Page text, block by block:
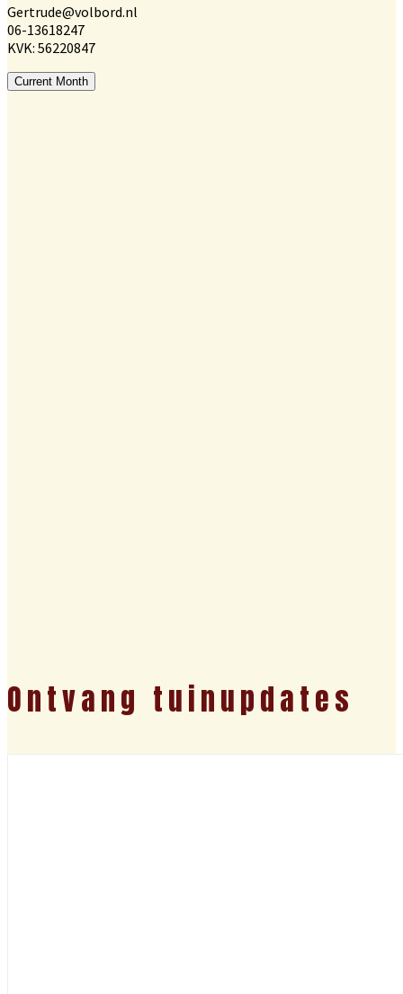
Gertrude@volbord.nl
06-13618247
KVK: 56220847
Current Month
Ontvang tuinupdates